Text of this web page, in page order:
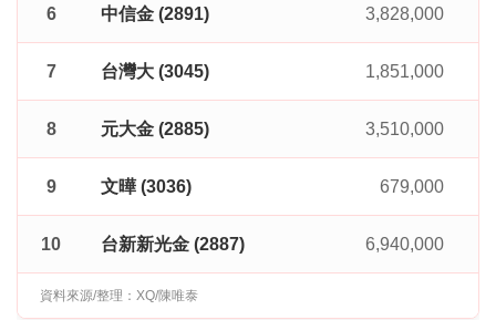
6 中信金 (2891) 3,828,000
7 台灣大 (3045) 1,851,000
8 元大金 (2885) 3,510,000
9 文曄 (3036) 679,000
10 台新新光金 (2887) 6,940,000
資料來源/整理：XQ/陳唯泰